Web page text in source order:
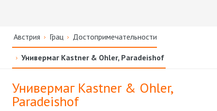
Австрия Грац Достопримечательности
Универмаг Kastner & Ohler, Paradeishof
Универмаг Kastner & Ohler,
Paradeishof